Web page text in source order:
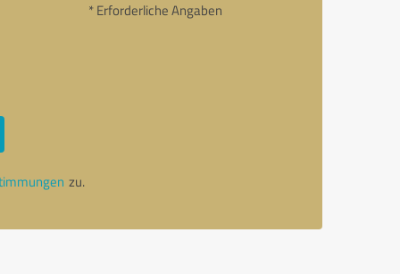
* Erforderliche Angaben
zu.